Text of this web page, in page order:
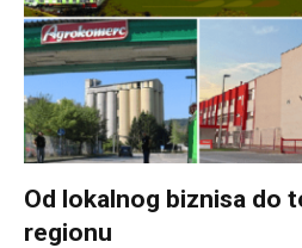
Od lokalnog biznisa do
regionu